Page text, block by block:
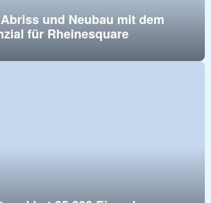
und Neubau mit dem
für Rheinesquare